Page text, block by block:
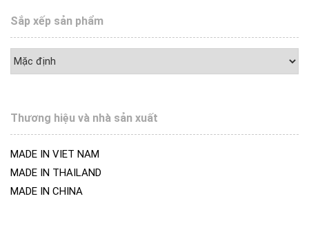
Sắp xếp sản phẩm
Thương hiệu và nhà sản xuất
MADE IN VIET NAM
MADE IN THAILAND
MADE IN CHINA